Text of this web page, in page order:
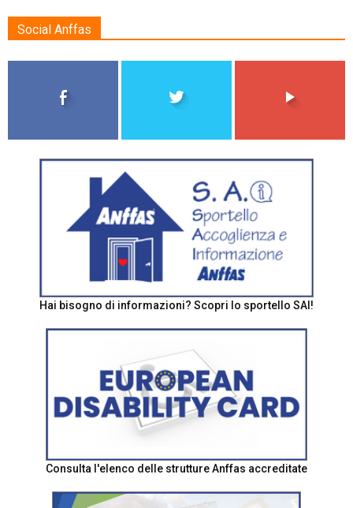
Social Anffas
Hai bisogno di informazioni? Scopri lo sportello SAI!
Consulta l'elenco delle strutture Anffas accreditate